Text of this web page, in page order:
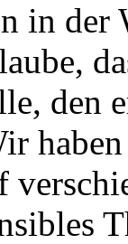
in der
den